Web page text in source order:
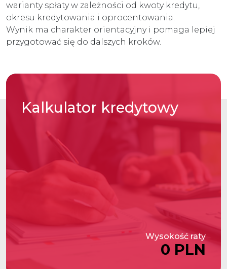
warianty spłaty w zależności od kwoty kredytu,
okresu kredytowania i oprocentowania.
Wynik ma charakter orientacyjny i pomaga lepiej
przygotować się do dalszych kroków.
Kalkulator kredytowy
Wysokość raty
0 PLN